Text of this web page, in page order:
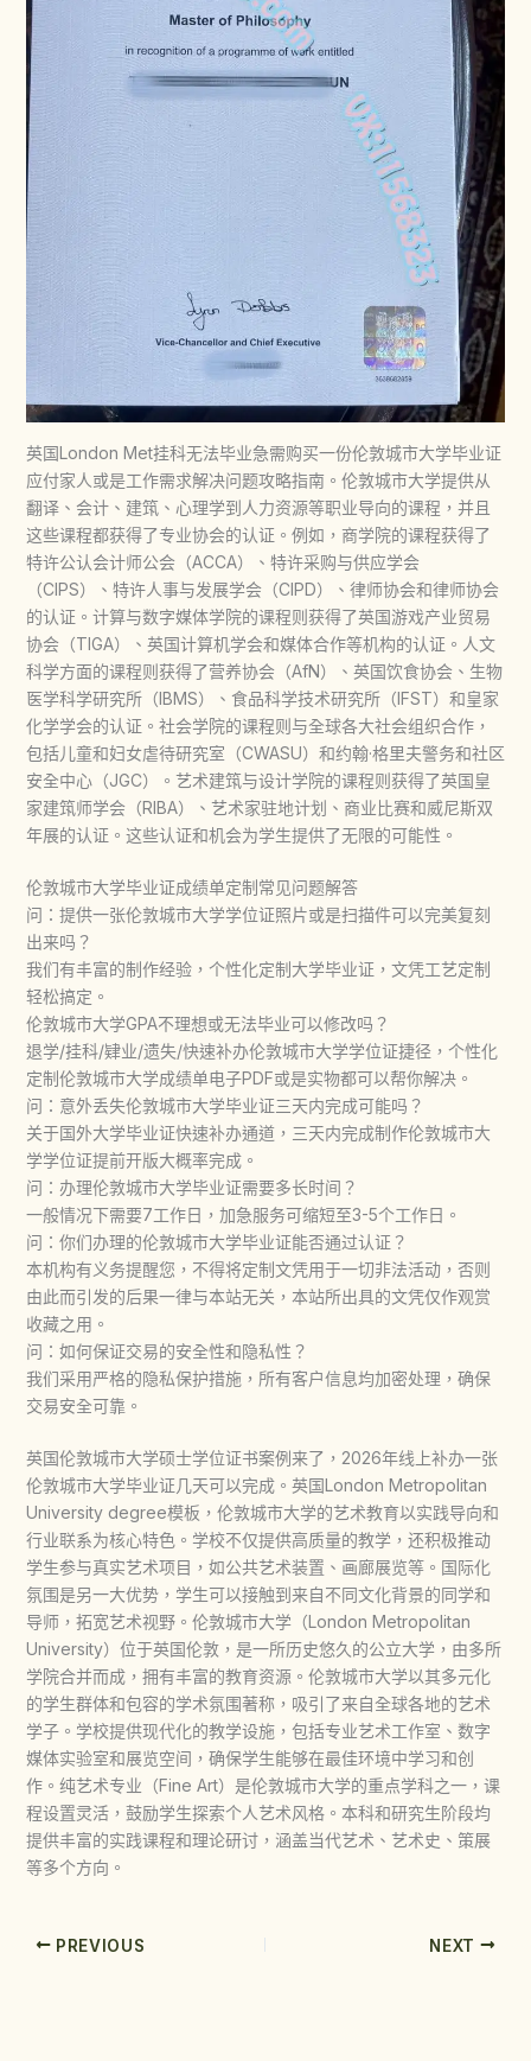
英国London Met挂科无法毕业急需购买一份伦敦城市大学毕业证
应付家人或是工作需求解决问题攻略指南。伦敦城市大学提供从
翻译、会计、建筑、心理学到人力资源等职业导向的课程，并且
这些课程都获得了专业协会的认证。例如，商学院的课程获得了
特许公认会计师公会（ACCA）、特许采购与供应学会
（CIPS）、特许人事与发展学会（CIPD）、律师协会和律师协会
的认证。计算与数字媒体学院的课程则获得了英国游戏产业贸易
协会（TIGA）、英国计算机学会和媒体合作等机构的认证。人文
科学方面的课程则获得了营养协会（AfN）、英国饮食协会、生物
医学科学研究所（IBMS）、食品科学技术研究所（IFST）和皇家
化学学会的认证。社会学院的课程则与全球各大社会组织合作，
包括儿童和妇女虐待研究室（CWASU）和约翰·格里夫警务和社区
安全中心（JGC）。艺术建筑与设计学院的课程则获得了英国皇
家建筑师学会（RIBA）、艺术家驻地计划、商业比赛和威尼斯双
年展的认证。这些认证和机会为学生提供了无限的可能性。
伦敦城市大学毕业证成绩单定制常见问题解答
问：提供一张伦敦城市大学学位证照片或是扫描件可以完美复刻
出来吗？
我们有丰富的制作经验，个性化定制大学毕业证，文凭工艺定制
轻松搞定。
伦敦城市大学GPA不理想或无法毕业可以修改吗？
退学/挂科/肄业/遗失/快速补办伦敦城市大学学位证捷径，个性化
定制伦敦城市大学成绩单电子PDF或是实物都可以帮你解决。
问：意外丢失伦敦城市大学毕业证三天内完成可能吗？
关于国外大学毕业证快速补办通道，三天内完成制作伦敦城市大
学学位证提前开版大概率完成。
问：办理伦敦城市大学毕业证需要多长时间？
一般情况下需要7工作日，加急服务可缩短至3-5个工作日。
问：你们办理的伦敦城市大学毕业证能否通过认证？
本机构有义务提醒您，不得将定制文凭用于一切非法活动，否则
由此而引发的后果一律与本站无关，本站所出具的文凭仅作观赏
收藏之用。
问：如何保证交易的安全性和隐私性？
我们采用严格的隐私保护措施，所有客户信息均加密处理，确保
交易安全可靠。
英国伦敦城市大学硕士学位证书案例来了，2026年线上补办一张
伦敦城市大学毕业证几天可以完成。英国London Metropolitan
University degree模板，伦敦城市大学的艺术教育以实践导向和
行业联系为核心特色。学校不仅提供高质量的教学，还积极推动
学生参与真实艺术项目，如公共艺术装置、画廊展览等。国际化
氛围是另一大优势，学生可以接触到来自不同文化背景的同学和
导师，拓宽艺术视野。伦敦城市大学（London Metropolitan
University）位于英国伦敦，是一所历史悠久的公立大学，由多所
学院合并而成，拥有丰富的教育资源。伦敦城市大学以其多元化
的学生群体和包容的学术氛围著称，吸引了来自全球各地的艺术
学子。学校提供现代化的教学设施，包括专业艺术工作室、数字
媒体实验室和展览空间，确保学生能够在最佳环境中学习和创
作。纯艺术专业（Fine Art）是伦敦城市大学的重点学科之一，课
程设置灵活，鼓励学生探索个人艺术风格。本科和研究生阶段均
提供丰富的实践课程和理论研讨，涵盖当代艺术、艺术史、策展
等多个方向。
PREVIOUS NEXT